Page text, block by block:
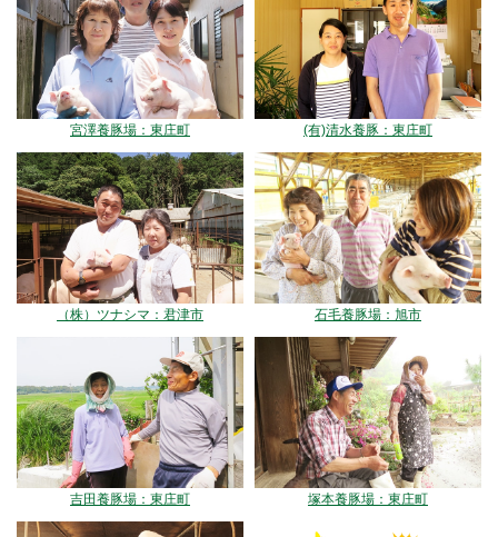
宮澤養豚場：東庄町 (有)清水養豚：東庄町
（株）ツナシマ：君津市 石毛養豚場：旭市
吉田養豚場：東庄町 塚本養豚場：東庄町